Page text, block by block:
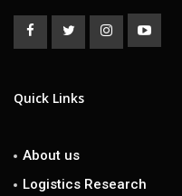
Quick Links
About us
Logistics Research